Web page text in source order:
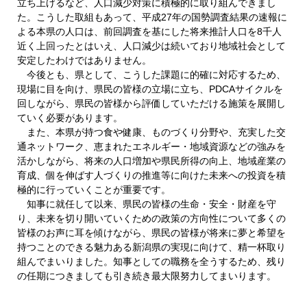
立ち上げるなど、人口減少対策に積極的に取り組んできまし
た。こうした取組もあって、平成27年の国勢調査結果の速報に
よる本県の人口は、前回調査を基にした将来推計人口を8千人
近く上回ったとはいえ、人口減少は続いており地域社会として
安定したわけではありません。
今後とも、県として、こうした課題に的確に対応するため、
現場に目を向け、県民の皆様の立場に立ち、PDCAサイクルを
回しながら、県民の皆様から評価していただける施策を展開し
ていく必要があります。
また、本県が持つ食や健康、ものづくり分野や、充実した交
通ネットワーク、恵まれたエネルギー・地域資源などの強みを
活かしながら、将来の人口増加や県民所得の向上、地域産業の
育成、個を伸ばす人づくりの推進等に向けた未来への投資を積
極的に行っていくことが重要です。
知事に就任して以来、県民の皆様の生命・安全・財産を守
り、未来を切り開いていくための政策の方向性について多くの
皆様のお声に耳を傾けながら、県民の皆様が将来に夢と希望を
持つことのできる魅力ある新潟県の実現に向けて、精一杯取り
組んでまいりました。知事としての職務を全うするため、残り
の任期につきましても引き続き最大限努力してまいります。